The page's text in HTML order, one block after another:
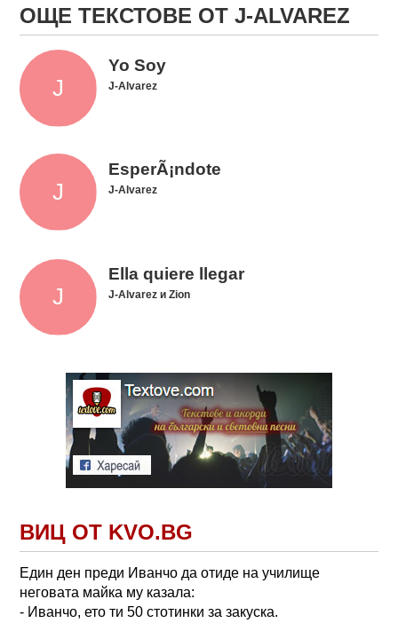
ОЩЕ ТЕКСТОВЕ ОТ J-ALVAREZ
Yo Soy
J-Alvarez
EsperÃ¡ndote
J-Alvarez
Ella quiere llegar
J-Alvarez и Zion
ВИЦ ОТ KVO.BG
Един ден преди Иванчо да отиде на училище
неговата майка му казала:
- Иванчо, ето ти 50 стотинки за закуска.